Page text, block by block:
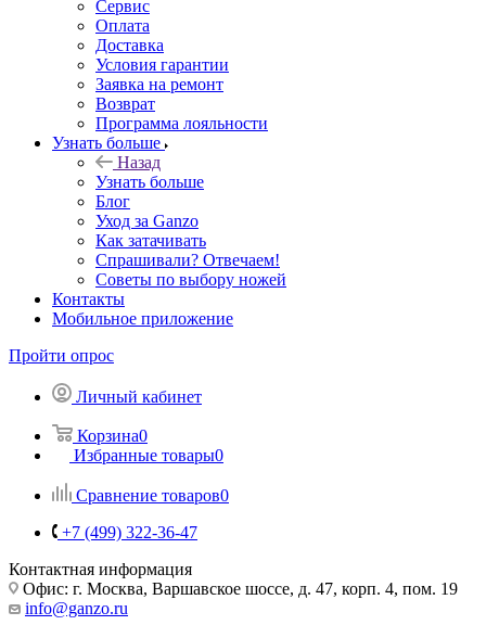
Сервис
Оплата
Доставка
Условия гарантии
Заявка на ремонт
Возврат
Программа лояльности
Узнать больше
Назад
Узнать больше
Блог
Уход за Ganzo
Как затачивать
Спрашивали? Отвечаем!
Советы по выбору ножей
Контакты
Мобильное приложение
Пройти опрос
Личный кабинет
Корзина0
Избранные товары0
Сравнение товаров0
+7 (499) 322-36-47
Контактная информация
Офис: г. Москва, Варшавское шоссе, д. 47, корп. 4, пом. 19
info@ganzo.ru